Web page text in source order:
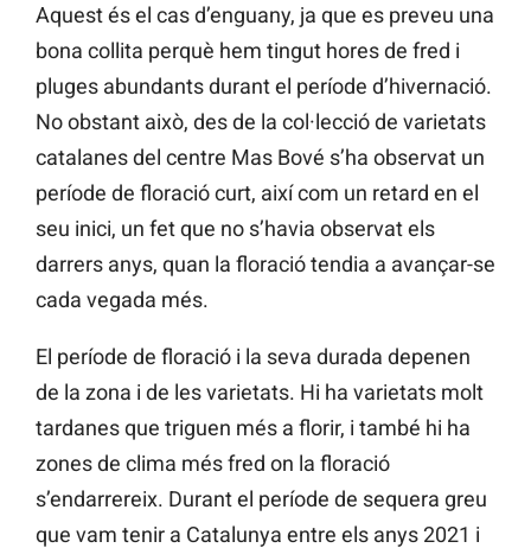
Aquest és el cas d’enguany, ja que es preveu una
bona collita perquè hem tingut hores de fred i
pluges abundants durant el període d’hivernació.
No obstant això, des de la col·lecció de varietats
catalanes del centre Mas Bové s’ha observat un
període de floració curt, així com un retard en el
seu inici, un fet que no s’havia observat els
darrers anys, quan la floració tendia a avançar-se
cada vegada més.
El període de floració i la seva durada depenen
de la zona i de les varietats. Hi ha varietats molt
tardanes que triguen més a florir, i també hi ha
zones de clima més fred on la floració
s’endarrereix. Durant el període de sequera greu
que vam tenir a Catalunya entre els anys 2021 i